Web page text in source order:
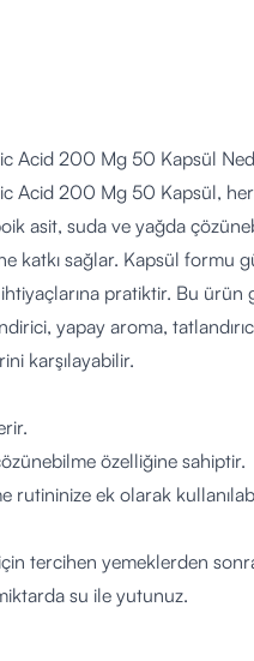
Acid 200 Mg 50 Kapsül
Acid 200 Mg 50 Kapsül,
asit, suda ve yağda
katkı sağlar. Kapsül formu
pratiktir. Bu
yapay aroma,
karşılayabilir.
özelliğine sahiptir.
rutininize ek olarak
tercihen yemeklerden
su ile yutunuz.